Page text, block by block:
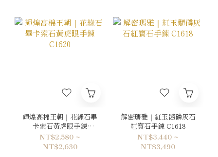
輝煌高棉王朝｜花綠石畢
卡索石黃虎眼手鍊
C1620
NT$2,580 ~
NT$2,630
解密瑪雅｜紅玉髓磷灰石
紅寶石手鍊 C1618
NT$3,440 ~
NT$3,490